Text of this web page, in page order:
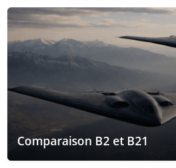
Comparaison B2 et B21